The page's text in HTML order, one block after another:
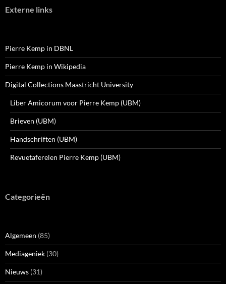
Externe links
Pierre Kemp in DBNL
Pierre Kemp in Wikipedia
Digital Collections Maastricht University
Liber Amicorum voor Pierre Kemp (UBM)
Brieven (UBM)
Handschriften (UBM)
Revuetaferelen Pierre Kemp (UBM)
Categorieën
Algemeen (85)
Mediageniek (30)
Nieuws (31)